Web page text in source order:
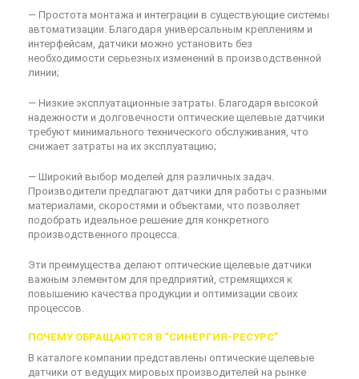
— Простота монтажа и интеграции в существующие системы
автоматизации. Благодаря универсальным креплениям и
интерфейсам, датчики можно установить без
необходимости серьезных изменений в производственной
линии;
— Низкие эксплуатационные затраты. Благодаря высокой
надежности и долговечности оптические щелевые датчики
требуют минимального технического обслуживания, что
снижает затраты на их эксплуатацию;
— Широкий выбор моделей для различных задач.
Производители предлагают датчики для работы с разными
материалами, скоростями и объектами, что позволяет
подобрать идеальное решение для конкретного
производственного процесса.
Эти преимущества делают оптические щелевые датчики
важным элементом для предприятий, стремящихся к
повышению качества продукции и оптимизации своих
процессов.
ПОЧЕМУ ОБРАЩАЮТСЯ В “СИНЕРГИЯ-РЕСУРС”
В каталоге компании представлены оптические щелевые
датчики от ведущих мировых производителей на рынке